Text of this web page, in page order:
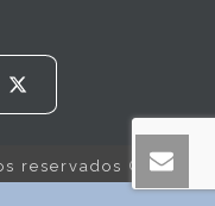
reservados © 2022